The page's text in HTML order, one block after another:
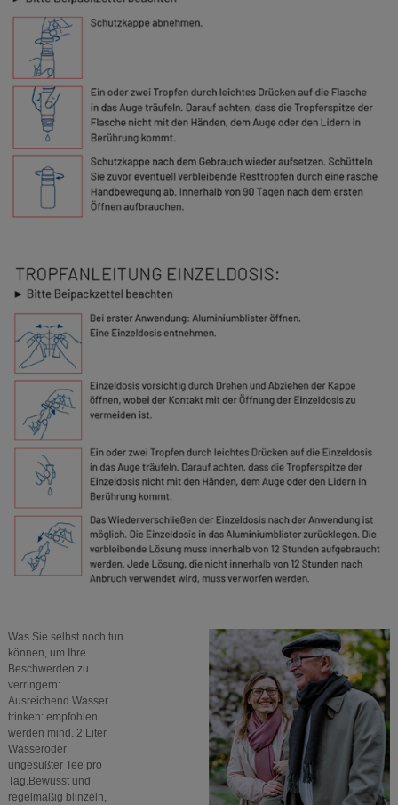
Was Sie selbst noch tun
können, um Ihre
Beschwerden zu
verringern:
Ausreichend Wasser
trinken: empfohlen
werden mind. 2 Liter
Wasseroder
ungesüßter Tee pro
Tag.Bewusst und
regelmäßig blinzeln,